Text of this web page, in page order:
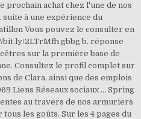
prochain achat chez l'une de nos
suite à une expérience du
Vous pouvez le consulter en
2LTrMfh gbbg b. réponse
sur la première base de
Consultez le profil complet sur
de Clara, ainsi que des emplois
Liens Réseaux sociaux ... Spring
au travers de nos armuriers
les goûts. Sur les 4 pages du